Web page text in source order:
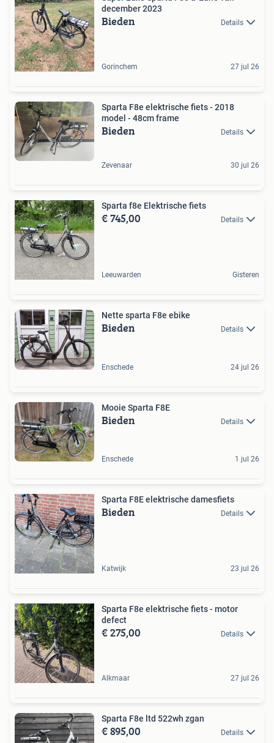
december 2023
Bieden Details
Gorinchem 27 jul 26
Sparta F8e elektrische fiets - 2018
model - 48cm frame
Bieden Details
Zevenaar 30 jul 26
Sparta f8e Elektrische fiets
€ 745,00 Details
Leeuwarden Gisteren
Nette sparta F8e ebike
Bieden Details
Enschede 24 jul 26
Mooie Sparta F8E
Bieden Details
Enschede 1 jul 26
Sparta F8E elektrische damesfiets
Bieden Details
Katwijk 23 jul 26
Sparta F8e elektrische fiets - motor
defect
€ 275,00 Details
Alkmaar 27 jul 26
Sparta F8e ltd 522wh zgan
€ 895,00 Details